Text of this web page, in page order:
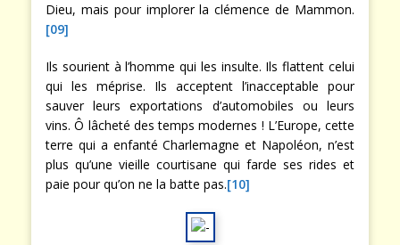
Dieu, mais pour implorer la clémence de Mammon.
[09]
Ils sourient à l’homme qui les insulte. Ils flattent celui
qui les méprise. Ils acceptent l’inacceptable pour
sauver leurs exportations d’automobiles ou leurs
vins. Ô lâcheté des temps modernes ! L’Europe, cette
terre qui a enfanté Charlemagne et Napoléon, n’est
plus qu’une vieille courtisane qui farde ses rides et
paie pour qu’on ne la batte pas.[10]